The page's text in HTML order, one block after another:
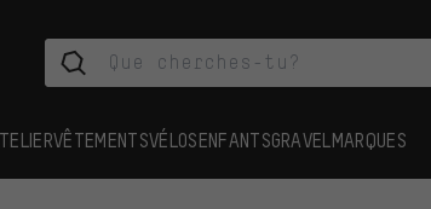
VÊTEMENTSVÉLOSENFANTSGRAVEL MARQUES